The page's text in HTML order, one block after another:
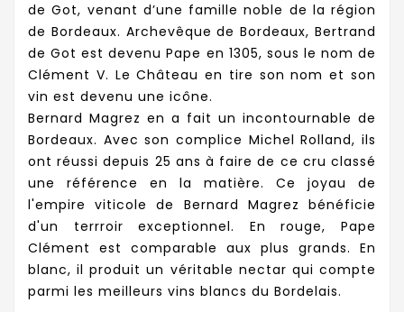
de Got, venant d’une famille noble de la région
de Bordeaux. Archevêque de Bordeaux, Bertrand
de Got est devenu Pape en 1305, sous le nom de
Clément V. Le Château en tire son nom et son
vin est devenu une icône.
Bernard Magrez en a fait un incontournable de
Bordeaux. Avec son complice Michel Rolland, ils
ont réussi depuis 25 ans à faire de ce cru classé
une référence en la matière. Ce joyau de
l'empire viticole de Bernard Magrez bénéficie
d'un terrroir exceptionnel. En rouge, Pape
Clément est comparable aux plus grands. En
blanc, il produit un véritable nectar qui compte
parmi les meilleurs vins blancs du Bordelais.